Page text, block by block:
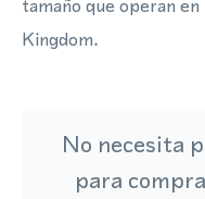
tamaño que operan
Kingdom.
No necesita
para